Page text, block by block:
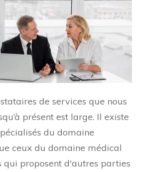
de services que nous
présent est large. Il existe
du domaine
ceux du domaine médical
qui proposent d'autres parties